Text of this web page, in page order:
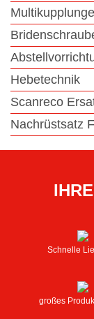
Hebetechnik
Scanreco
Nachrüstsatz
Schnelle
großes